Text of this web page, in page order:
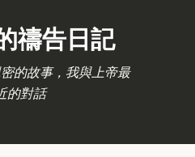
禱告日記
的故事，我與上帝最
的對話